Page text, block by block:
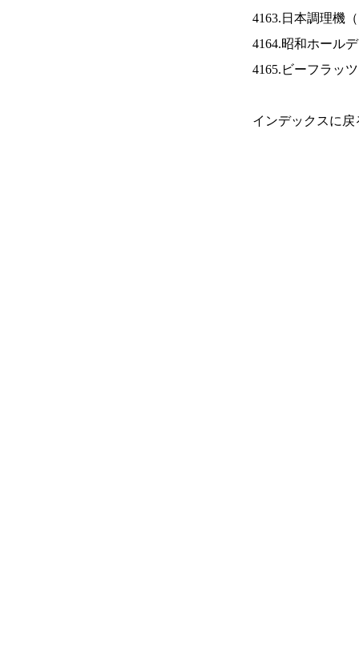
4163.日本調理機（
4164.昭和ホール
4165.ビーフラッ
インデックスに戻